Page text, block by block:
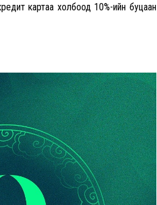
картаа холбоод 10%-ийн буцаан